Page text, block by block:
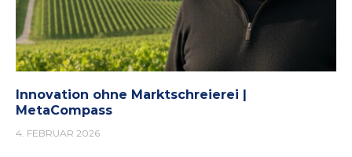
Innovation ohne Marktschreierei |
MetaCompass
4. FEBRUAR 2026